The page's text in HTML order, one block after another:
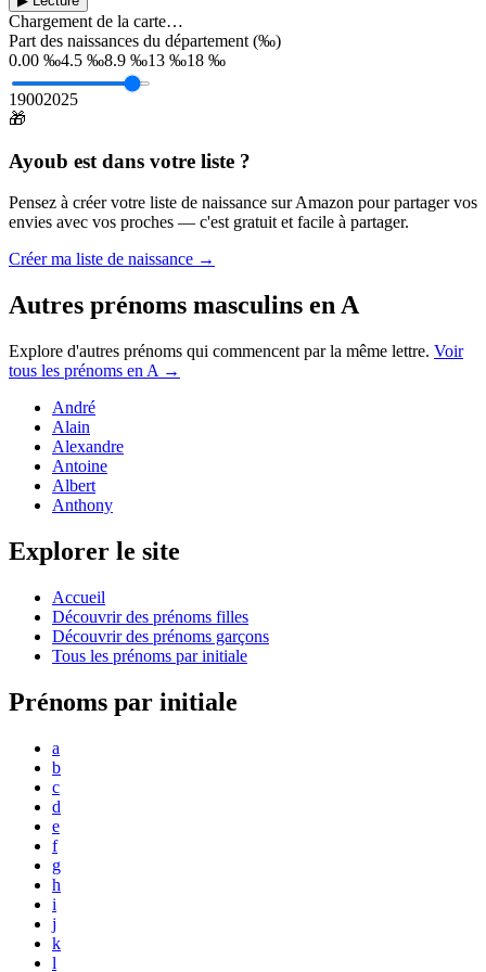
Chargement de la carte…
Part des naissances du département (‰)
0.00 ‰4.5 ‰8.9 ‰13 ‰18 ‰
19002025
🎁
Ayoub est dans votre liste ?
Pensez à créer votre liste de naissance sur Amazon pour partager vos
envies avec vos proches — c'est gratuit et facile à partager.
Créer ma liste de naissance →
Autres prénoms masculins en A
Explore d'autres prénoms qui commencent par la même lettre. Voir
tous les prénoms en A →
André
Alain
Alexandre
Antoine
Albert
Anthony
Explorer le site
Accueil
Découvrir des prénoms filles
Découvrir des prénoms garçons
Tous les prénoms par initiale
Prénoms par initiale
a
b
c
d
e
f
g
h
i
j
k
l